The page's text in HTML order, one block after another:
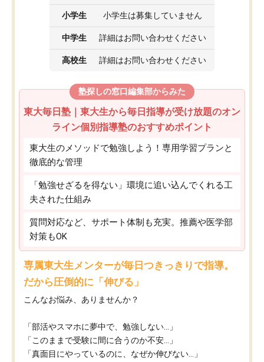
小学生 小学生は募集していません
中学生 詳細はお問い合わせください
高校生 詳細はお問い合わせください
塾探しの窓口編集部からみた
東大毎日塾｜東大生から毎日指導が受け放題のオン
ライン個別指導塾のおすすめポイント
東大生のメソッドで勉強しよう！専用学習プランと
徹底的な管理
「勉強せざるを得ない」環境に追い込んでくれる工
夫された仕組み
質問対応など、サポート体制も充実。推薦や医学部
対策もOK
専属東大生メンターが毎日つきっきりで指導。
だから圧倒的に「伸びる」
こんなお悩み、ありませんか？
「部活やスマホに夢中で、勉強しない…」
「このままで受験に間に合うのか不安…」
「真面目にやっているのに、なぜか伸びない…」